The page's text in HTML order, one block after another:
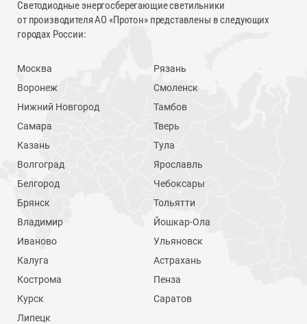
Светодиодные энергосберегающие светильники
от производителя АО «Протон» представлены в следующих
городах России:
Москва
Воронеж
Нижний Новгород
Самара
Казань
Волгоград
Белгород
Брянск
Владимир
Иваново
Калуга
Кострома
Курск
Липецк
Рязань
Смоленск
Тамбов
Тверь
Тула
Ярославль
Чебоксары
Тольятти
Йошкар-Ола
Ульяновск
Астрахань
Пенза
Саратов